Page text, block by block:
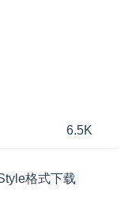
6.5K
格式下载